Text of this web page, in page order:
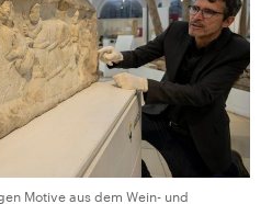
Motive aus dem Wein- und